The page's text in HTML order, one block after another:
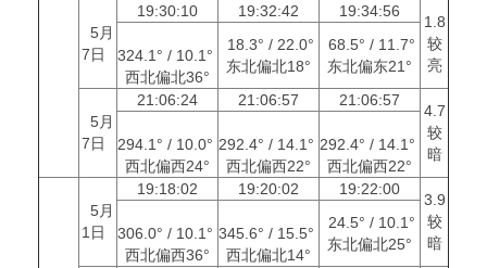
5月
7日
19:30:10 19:32:42 19:34:56
1.8
较
亮
324.1° / 10.1°
西北偏北36°
18.3° / 22.0°
东北偏北18°
68.5° / 11.7°
东北偏东21°
5月
7日
21:06:24 21:06:57 21:06:57
4.7
较
暗
294.1° / 10.0°
西北偏西24°
292.4° / 14.1°
西北偏西22°
292.4° / 14.1°
西北偏西22°
5月
1日
19:18:02 19:20:02 19:22:00
3.9
较
暗
306.0° / 10.1°
西北偏西36°
345.6° / 15.5°
西北偏北14°
24.5° / 10.1°
东北偏北25°